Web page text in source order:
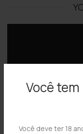
Você tem
Você deve ter 18